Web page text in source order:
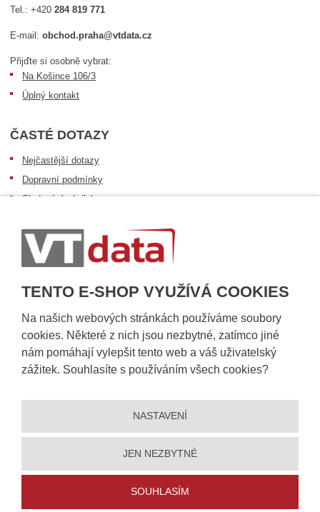
TENTO E-SHOP VYUŽÍVÁ COOKIES
Na našich webových stránkách používáme soubory
cookies. Některé z nich jsou nezbytné, zatímco jiné
nám pomáhají vylepšit tento web a váš uživatelský
zážitek. Souhlasíte s používáním všech cookies?
NASTAVENÍ
JEN NEZBYTNÉ
SOUHLASÍM
Tel.:+420284 819 771
E-mail:obchod.praha@vtdata.cz
Přijďte si osobně vybrat:
Na Košince 106/3
Úplný kontakt
ČASTÉ DOTAZY
Nejčastější dotazy
Dopravní podmínky
Sledování zásilek
Informace k dostupnosti zboží
Obecné informace
Prohlášení o přístupnosti |Ochrana osobních údajů |Mapa stránek ||